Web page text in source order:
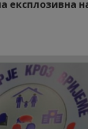
експлозивна